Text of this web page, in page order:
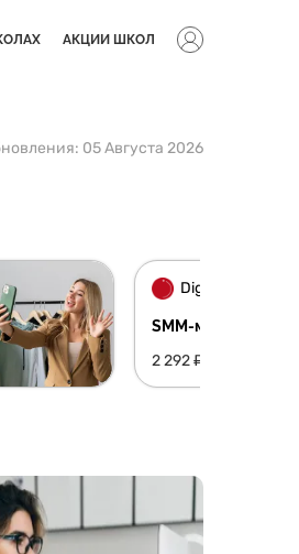
АКЦИИ ШКОЛ
05 Августа 2026
SMM-менеджер +
2 292 ₽/мес